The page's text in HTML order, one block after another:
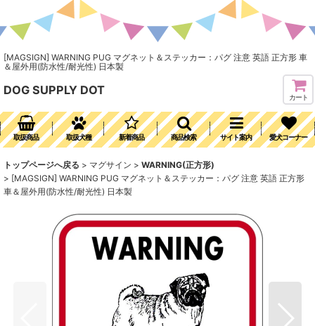
[MAGSIGN] WARNING PUG マグネット＆ステッカー：パグ 注意 英語 正方形 車
＆屋外用(防水性/耐光性) 日本製
DOG SUPPLY DOT
カート
取扱商品 取扱犬種 新着商品 商品検索 サイト案内 愛犬コーナー
トップページへ戻る > マグサイン > WARNING(正方形)
> [MAGSIGN] WARNING PUG マグネット＆ステッカー：パグ 注意 英語 正方形
車＆屋外用(防水性/耐光性) 日本製